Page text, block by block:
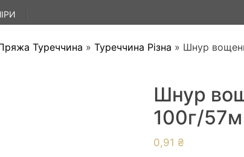
Туреччина » Туреччина Різна » Шнур
Шнур
100г/
0,91 ₴